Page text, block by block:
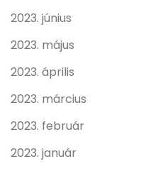
2023. június
2023. május
2023. április
2023. március
2023. február
2023. január